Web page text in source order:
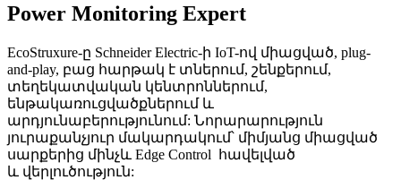
Power Monitoring Expert
EcoStruxure-ը Schneider Electric-ի IoT-ով միացված, plug-
and-play, բաց հարթակ է տներում, շենքերում,
տեղեկատվական կենտրոններում,
ենթակառուցվածքներում և
արդյունաբերությունում: Նորարարություն
յուրաքանչյուր մակարդակում՝ միմյանց միացված
սարքերից մինչև Edge Control հավելված
և վերլուծություն: